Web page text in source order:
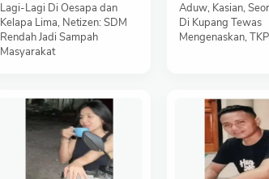
Lagi-Lagi Di Oesapa dan
Kelapa Lima, Netizen: SDM
Rendah Jadi Sampah
Masyarakat
Aduw, Kasian,
Di Kupang Tewas
Mengenaskan,